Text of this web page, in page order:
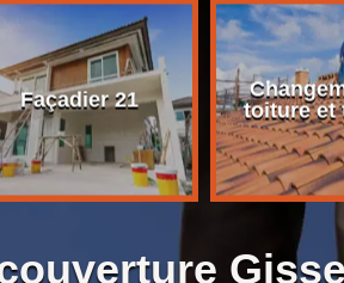
Façadier 21
toiture et